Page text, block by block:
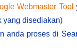
Webmaster Tool
yang disediakan)
anda proses di